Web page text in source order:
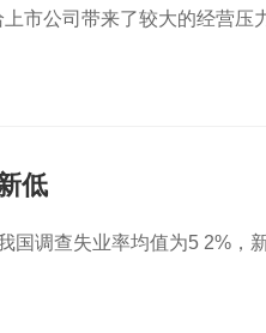
上市公司带来了较大的经营
低
国调查失业率均值为5 2%，